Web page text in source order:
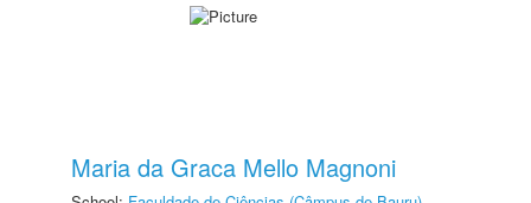
Maria da Graca Mello Magnoni